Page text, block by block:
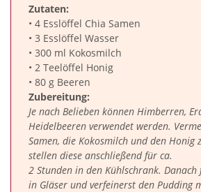
Zutaten:
• 4 Esslöffel Chia Samen
• 3 Esslöffel Wasser
• 300 ml Kokosmilch
• 2 Teelöffel Honig
• 80 g Beeren
Zubereitung:
Je nach Belieben können Himberren,
Heidelbeeren verwendet werden.
Samen, die Kokosmilch und den Honig
stellen diese anschließend für ca.
2 Stunden in den Kühlschrank.
in Gläser und verfeinerst den Pudding